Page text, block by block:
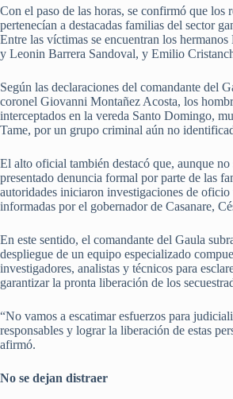
Con el paso de las horas, se confirmó que los
pertenecían a destacadas familias del sector
Entre las víctimas se encuentran los
y Leonin Barrera Sandoval, y Emilio
Según las declaraciones del comandante del
coronel Giovanni Montañez Acosta, los
interceptados en la vereda Santo Domingo,
Tame, por un grupo criminal aún no
El alto oficial también destacó que, aunque no
presentado denuncia formal por parte de las
autoridades iniciaron investigaciones de oficio
informadas por el gobernador de Casanare,
En este sentido, el comandante del Gaula
despliegue de un equipo especializado
investigadores, analistas y técnicos para
garantizar la pronta liberación de los
“No vamos a escatimar esfuerzos para
responsables y lograr la liberación de estas
afirmó.
No se dejan distraer